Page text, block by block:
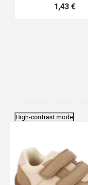
0,83 €
High-contrast mode